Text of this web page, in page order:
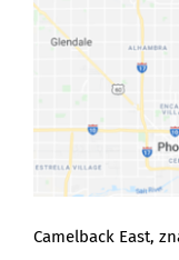
Camelback East,